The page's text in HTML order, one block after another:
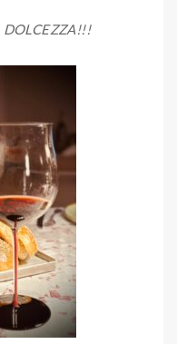
DOLCEZZA!!!